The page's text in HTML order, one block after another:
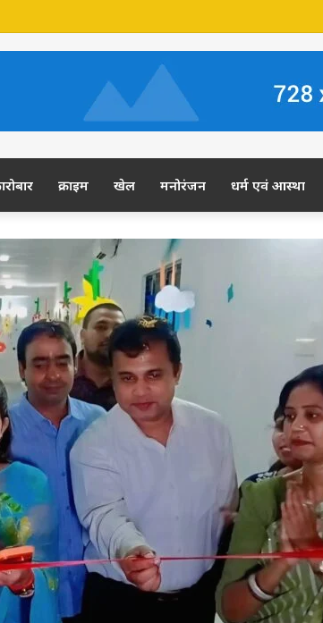
क्राइम खेल मनोरंजन धर्म एवं आस्था